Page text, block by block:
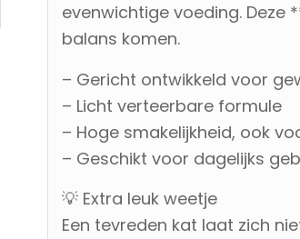
evenwichtige voeding. Deze
balans komen.
– Gericht ontwikkeld voor
– Licht verteerbare formule
– Hoge smakelijkheid, ook
– Geschikt voor dagelijks
💡 Extra leuk weetje
Een tevreden kat laat zich